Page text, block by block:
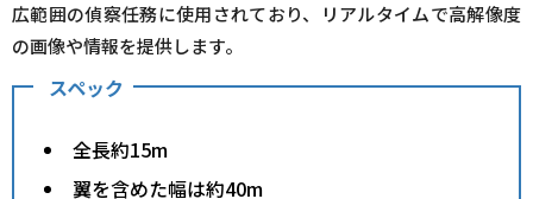
広範囲の偵察任務に使用されており、リアルタイムで高解像度
の画像や情報を提供します。
スペック
全長約15m
翼を含めた幅は約40m